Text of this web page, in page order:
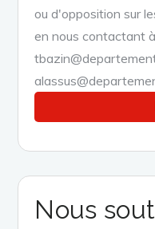
ou d'opposition sur
en nous contactant
Nous